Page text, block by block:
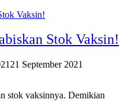
Stok Vaksin!
21 September 2021
vaksinnya. Demikian